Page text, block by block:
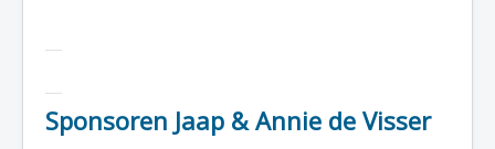
Sponsoren Jaap & Annie de Visser